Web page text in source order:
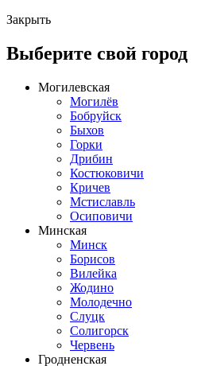
Закрыть
Выберите свой город
Могилевская
Могилёв
Бобруйск
Быхов
Горки
Дрибин
Костюковичи
Кричев
Мстиславль
Осиповичи
Минская
Минск
Борисов
Вилейка
Жодино
Молодечно
Слуцк
Солигорск
Червень
Гродненская